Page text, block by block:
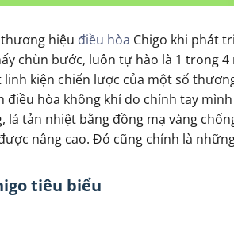
hiệu điều hòa Chigo khi phát
chùn bước, luôn tự hào là 1 trong
linh kiện chiến lược của một số
hòa không khí do chính tay
lá tản nhiệt bằng đồng mạ vàng
nâng cao. Đó cũng chính là
tiêu biểu